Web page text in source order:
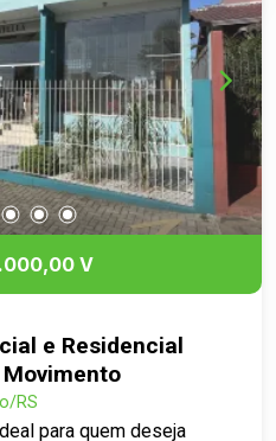
V
e Residencial
Movimento
RS
para quem deseja